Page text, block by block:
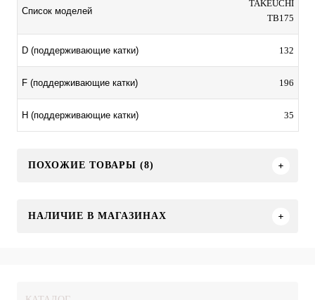
Список моделей
TAKEUCHI
TB175
D (поддерживающие катки) 132
F (поддерживающие катки) 196
H (поддерживающие катки) 35
ПОХОЖИЕ ТОВАРЫ (8)
НАЛИЧИЕ В МАГАЗИНАХ